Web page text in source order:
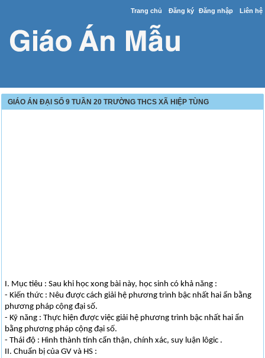
Trang chủ Đăng ký Đăng nhập Liên hệ
GIÁO ÁN ĐẠI SỐ 9 TUẦN 20 TRƯỜNG THCS XÃ HIỆP TÙNG
I. Mục tiêu : Sau khi học xong bài này, học sinh có khả năng :
- Kiến thức : Nêu được cách giải hệ phương trình bậc nhất hai ẩn bằng
phương pháp cộng đại số.
- Kỹ năng : Thực hiện được việc giải hệ phương trình bậc nhất hai ẩn
bằng phương pháp cộng đại số.
- Thái độ : Hình thành tính cẩn thận, chính xác, suy luận lôgic .
II. Chuẩn bị của GV và HS :